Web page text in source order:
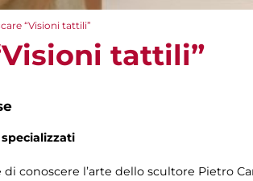
“Visioni tattili”
tattili”
conoscere l’arte dello scultore Pietro